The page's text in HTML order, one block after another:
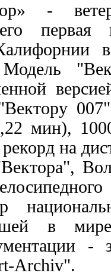
-
первая
мин),
на
в
-
Archiv".